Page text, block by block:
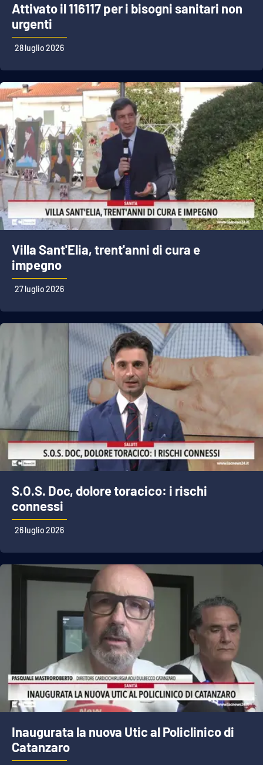
Attivato il 116117 per i bisogni sanitari non
urgenti
28 luglio 2026
Villa Sant'Elia, trent'anni di cura e
impegno
27 luglio 2026
S.O.S. Doc, dolore toracico: i rischi
connessi
26 luglio 2026
Inaugurata la nuova Utic al Policlinico di
Catanzaro